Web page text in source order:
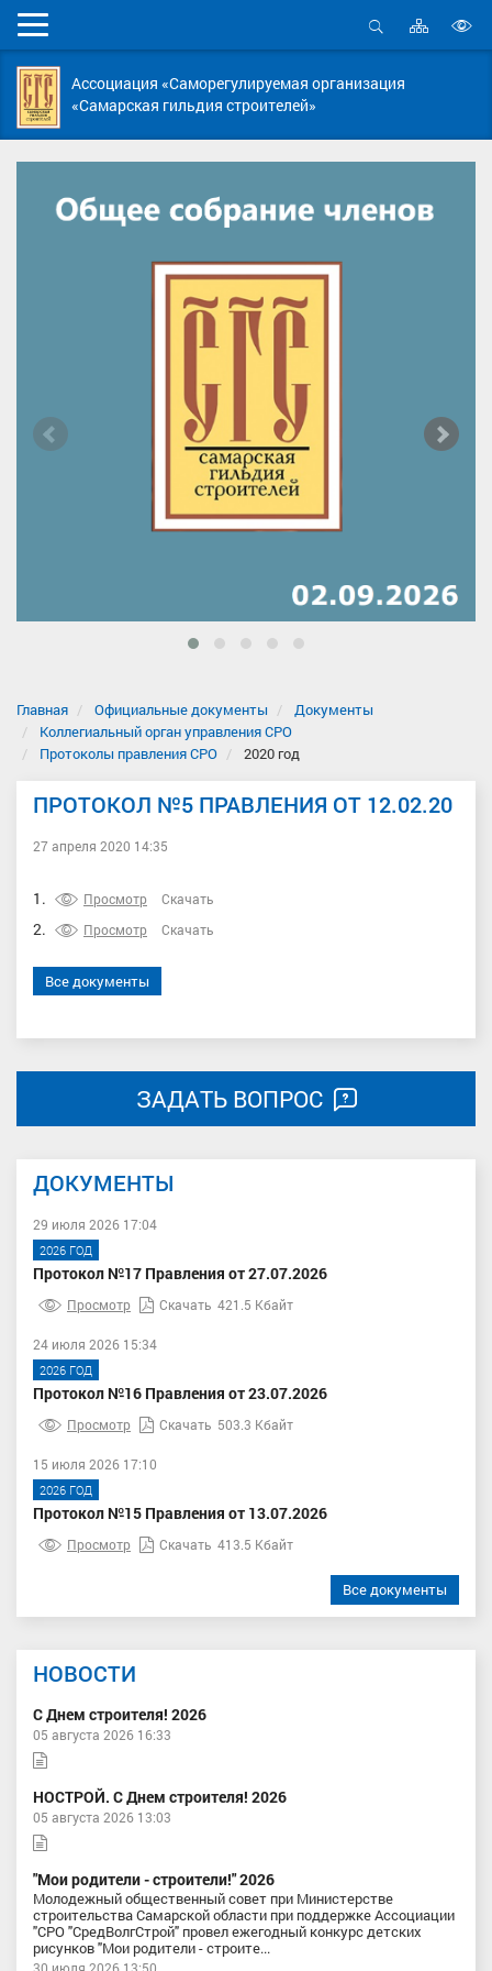
Мобильное
меню
Открыть
Карта
сайта
Ассоциация «Саморегулируемая организация
«Самарская гильдия строителей»
Главная Официальные документы
Документы
Коллегиальный орган управления СРО
Протоколы правления СРО
2020 год
ПРОТОКОЛ №5 ПРАВЛЕНИЯ ОТ 12.02.20
27 апреля 2020 14:35
1. Просмотр Скачать
2. Просмотр Скачать
Все документы
ЗАДАТЬ ВОПРОС
ДОКУМЕНТЫ
29 июля 2026 17:04
2026 ГОД
Протокол №17 Правления от 27.07.2026
Просмотр Скачать 421.5 Кбайт
24 июля 2026 15:34
2026 ГОД
Протокол №16 Правления от 23.07.2026
Просмотр Скачать 503.3 Кбайт
15 июля 2026 17:10
2026 ГОД
Протокол №15 Правления от 13.07.2026
Просмотр Скачать 413.5 Кбайт
Все документы
НОВОСТИ
С Днем строителя! 2026
05 августа 2026 16:33
НОСТРОЙ. С Днем строителя! 2026
05 августа 2026 13:03
"Мои родители - строители!" 2026
Молодежный общественный совет при Министерстве
строительства Самарской области при поддержке Ассоциации
"СРО "СредВолгСтрой" провел ежегодный конкурс детских
рисунков "Мои родители - строите...
30 июля 2026 13:50